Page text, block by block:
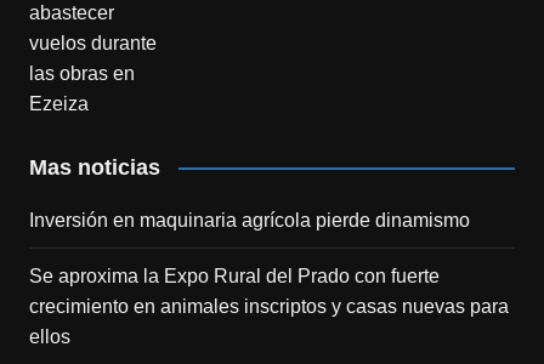
Mas noticias
Inversión en maquinaria agrícola pierde dinamismo
Se aproxima la Expo Rural del Prado con fuerte
crecimiento en animales inscriptos y casas nuevas para
ellos